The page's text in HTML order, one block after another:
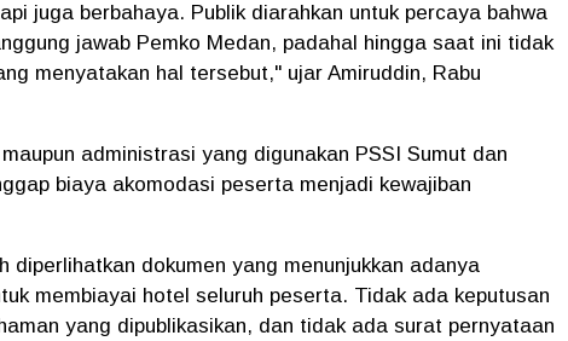
juga berbahaya. Publik diarahkan untuk percaya bahwa
jawab Pemko Medan, padahal hingga saat ini tidak
menyatakan hal tersebut," ujar Amiruddin, Rabu
administrasi yang digunakan PSSI Sumut dan
biaya akomodasi peserta menjadi kewajiban
diperlihatkan dokumen yang menunjukkan adanya
membiayai hotel seluruh peserta. Tidak ada keputusan
yang dipublikasikan, dan tidak ada surat pernyataan